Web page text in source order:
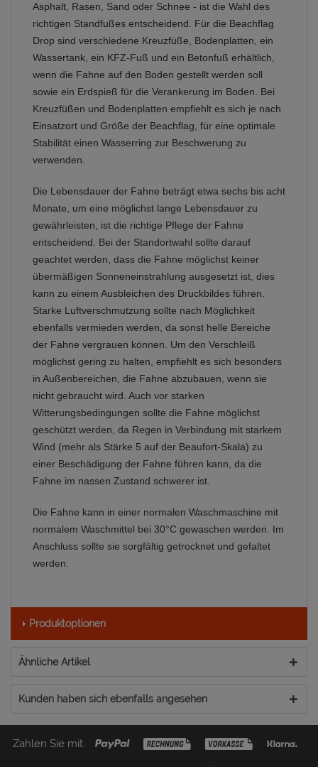
Asphalt, Rasen, Sand oder Schnee - ist die Wahl des
richtigen Standfußes entscheidend. Für die Beachflag
Drop sind verschiedene Kreuzfüße, Bodenplatten, ein
Wassertank, ein KFZ-Fuß und ein Betonfuß erhältlich,
wenn die Fahne auf den Boden gestellt werden soll
sowie ein Erdspieß für die Verankerung im Boden. Bei
Kreuzfüßen und Bodenplatten empfiehlt es sich je nach
Einsatzort und Größe der Beachflag, für eine optimale
Stabilität einen Wasserring zur Beschwerung zu
verwenden.
Die Lebensdauer der Fahne beträgt etwa sechs bis acht
Monate, um eine möglichst lange Lebensdauer zu
gewährleisten, ist die richtige Pflege der Fahne
entscheidend. Bei der Standortwahl sollte darauf
geachtet werden, dass die Fahne möglichst keiner
übermäßigen Sonneneinstrahlung ausgesetzt ist, dies
kann zu einem Ausbleichen des Druckbildes führen.
Starke Luftverschmutzung sollte nach Möglichkeit
ebenfalls vermieden werden, da sonst helle Bereiche
der Fahne vergrauen können. Um den Verschleiß
möglichst gering zu halten, empfiehlt es sich besonders
in Außenbereichen, die Fahne abzubauen, wenn sie
nicht gebraucht wird. Auch vor starken
Witterungsbedingungen sollte die Fahne möglichst
geschützt werden, da Regen in Verbindung mit starkem
Wind (mehr als Stärke 5 auf der Beaufort-Skala) zu
einer Beschädigung der Fahne führen kann, da die
Fahne im nassen Zustand schwerer ist.
Die Fahne kann in einer normalen Waschmaschine mit
normalem Waschmittel bei 30°C gewaschen werden. Im
Anschluss sollte sie sorgfältig getrocknet und gefaltet
werden.
Produktoptionen
Ähnliche Artikel
Kunden haben sich ebenfalls angesehen
Zahlen Sie mit: